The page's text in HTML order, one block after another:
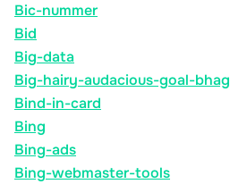
Bic-nummer
Bid
Big-data
Big-hairy-audacious-goal-bhag
Bind-in-card
Bing
Bing-ads
Bing-webmaster-tools